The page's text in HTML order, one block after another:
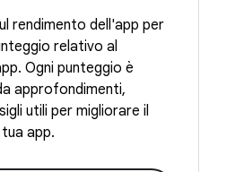
rendimento dell'app per
relativo al
Ogni punteggio è
approfondimenti,
utili per migliorare il
app.